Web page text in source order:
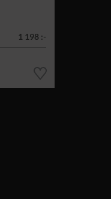
1 198 :-